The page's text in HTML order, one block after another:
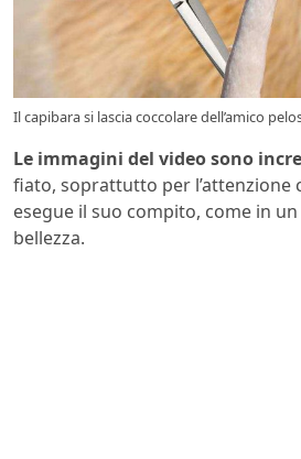
Il capibara si lascia coccolare dell’amico
Le immagini del video sono
fiato, soprattutto per l’attenzione
esegue il suo compito, come in
bellezza.